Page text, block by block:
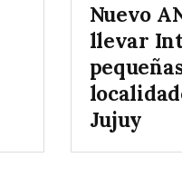
Nuevo
llevar
Jujuy